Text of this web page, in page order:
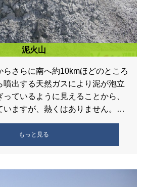
泥火山
らさらに南へ約10kmほどのところ
噴出する天然ガスにより泥が泡立
ているように見えることから、
いますが、熱くはありません。ガ
安になるといわれ […]
もっと見る